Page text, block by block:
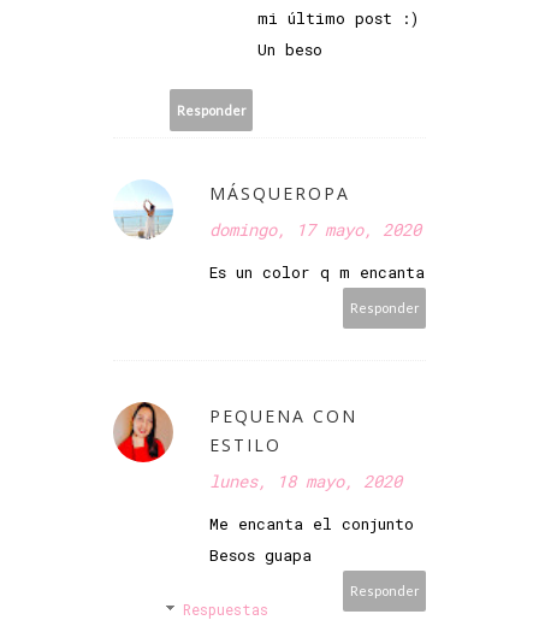
mi último post :)
Un beso
Responder
MÁSQUEROPA
domingo, 17 mayo, 2020
Es un color q m encanta
Responder
PEQUENA CON
ESTILO
lunes, 18 mayo, 2020
Me encanta el conjunto
Besos guapa
Responder
Respuestas